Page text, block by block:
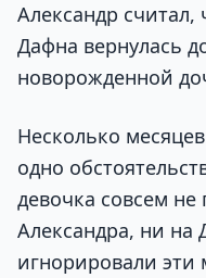
Александр
Дафна вернулась
новорожденной
Несколько
одно
девочка совсем
Александра, ни на
игнорировали эти